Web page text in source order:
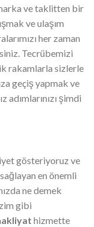
ve taklitten bir
ve ulaşım
her zaman
Tecrübemizi
rakamlarla sizlerle
geçiş yapmak ve
şimdi
gösteriyoruz ve
en önemli
ne demek
gibi
hizmette